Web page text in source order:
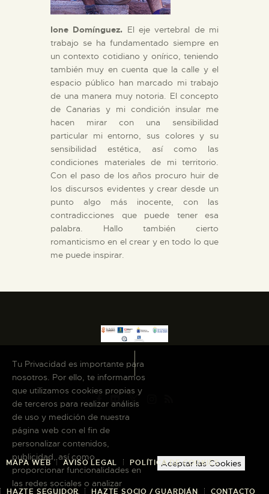
Ione Domínguez. El eje vertebral de mi
trabajo se ha fundamentado siempre en
un contexto cotidiano y onírico, teniendo
también muy en cuenta que la calle y el
espacio público han marcado mi trabajo
de una manera muy notoria. El concepto
de Canarias y mi condición insular me
hacen mirar con una sensibilidad
particular mi entorno, sus colores y su
sensibilidad estética, así como las
condiciones materiales de mi territorio.
Con el paso de los años procuro huir de
los discursos evidentes y crear desde un
punto algo más inocente, con las
contradicciones que puede tener esa
palabra. Hallo también cierto
romanticismo en el crear y en todo lo que
me puede inspirar.
MAPA WEB AVISO LEGAL POLÍTICA DE COOKIES
HAZTE SEGUIDOR HAZTE SOCIO / GUARDIÁN CONTACTO
Tu Privacidad es importante para
nosotros. Por ello, te informamos
que utilizamos cookies propias y
de terceros para realizar análisis
de uso y medición de nuestra
página web con el fin de
personalizar contenidos,
publicidad, así como
proporcionar funcionalidades en
las redes sociales o analizar
Aceptar las Cookies